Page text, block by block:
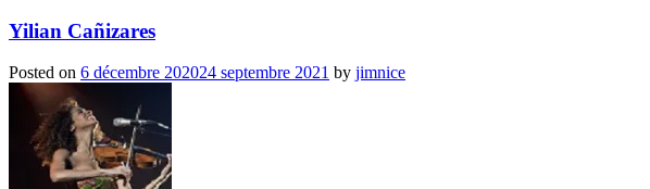
Yilian Cañizares
Posted on 6 décembre 202024 septembre 2021 by jimnice